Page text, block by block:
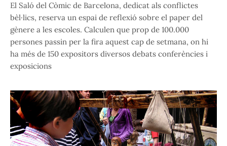
El Saló del Còmic de Barcelona, dedicat als conflictes
bèl·lics, reserva un espai de reflexió sobre el paper del
gènere a les escoles. Calculen que prop de 100.000
persones passin per la fira aquest cap de setmana, on hi
ha més de 150 expositors diversos debats conferències i
exposicions